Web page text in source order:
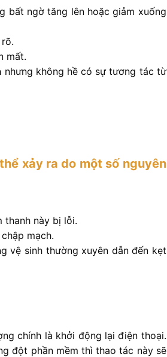
bất ngờ tăng lên hoặc giảm xuống
mất.
nhưng không hề có sự tương tác từ
xảy ra do một số nguyên
thanh này bị lỗi.
mạch.
vệ sinh thường xuyên dẫn đến kẹt
chính là khởi động lại điện thoại.
đột phần mềm thì thao tác này sẽ